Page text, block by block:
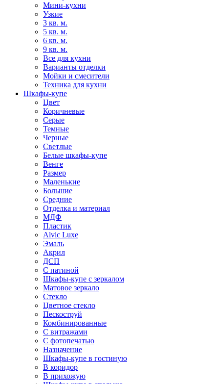
Мини-кухни
Узкие
3 кв. м.
5 кв. м.
6 кв. м.
9 кв. м.
Все для кухни
Варианты отделки
Мойки и смесители
Техника для кухни
Шкафы-купе
Цвет
Коричневые
Серые
Темные
Черные
Светлые
Белые шкафы-купе
Венге
Размер
Маленькие
Большие
Средние
Отделка и материал
МДФ
Пластик
Alvic Luxe
Эмаль
Акрил
ДСП
С патиной
Шкафы-купе с зеркалом
Матовое зеркало
Стекло
Цветное стекло
Пескоструй
Комбинированные
С витражами
С фотопечатью
Назначение
Шкафы-купе в гостиную
В коридор
В прихожую